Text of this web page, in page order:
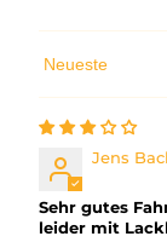
Sort by
Jens
Sehr gutes
leider mit